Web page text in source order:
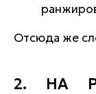
Отсюда же
2. НА